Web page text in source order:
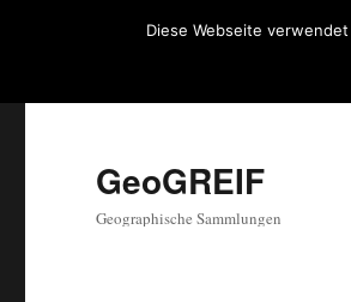
GeoGREIF
Geographische Sammlungen
Diese Webseite